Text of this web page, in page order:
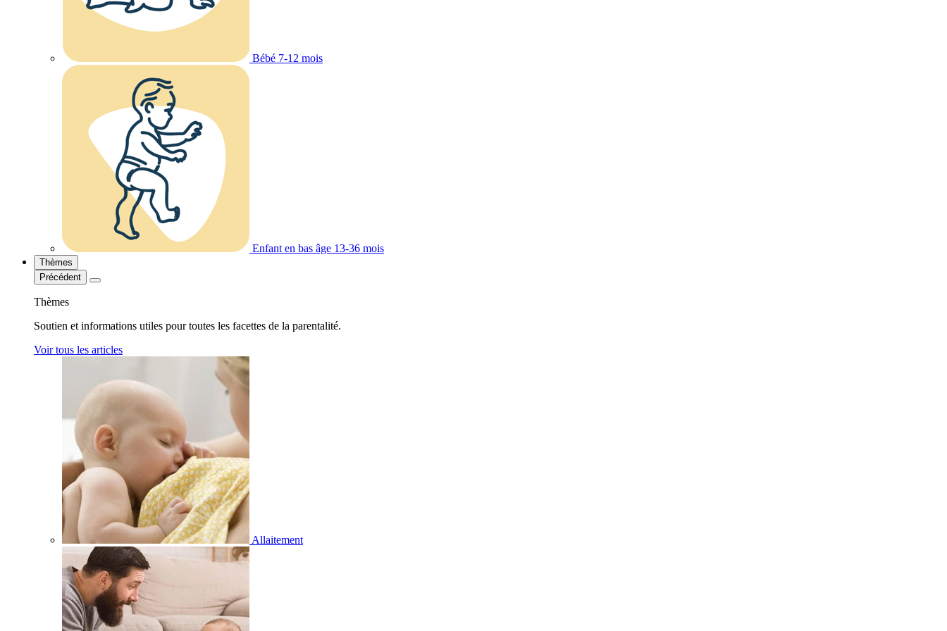
Bébé 7-12 mois
Enfant en bas âge 13-36 mois
Thèmes
Précédent
Thèmes
Soutien et informations utiles pour toutes les facettes de la parentalité.
Voir tous les articles
Allaitement